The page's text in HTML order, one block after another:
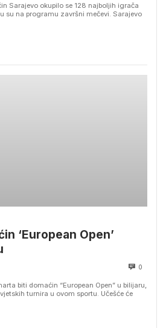
Sarajevo okupilo se 128 najboljih igrača
su na programu završni mečevi. Sarajevo
‘European Open’
0
biti domaćin “European Open” u bilijaru,
turnira u ovom sportu. Učešće će